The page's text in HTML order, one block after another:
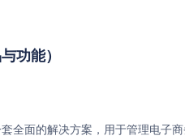
功能）
全面的解决方案，用于管理电子